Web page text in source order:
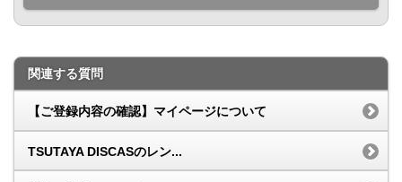
関連する質問
【ご登録内容の確認】マイページについて
TSUTAYA DISCASのレン...